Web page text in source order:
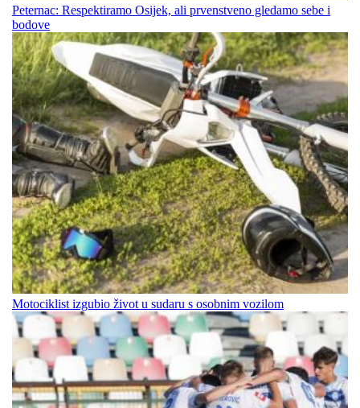
Peternac: Respektiramo Osijek, ali prvenstveno gledamo sebe i
bodove
Motociklist izgubio život u sudaru s osobnim vozilom